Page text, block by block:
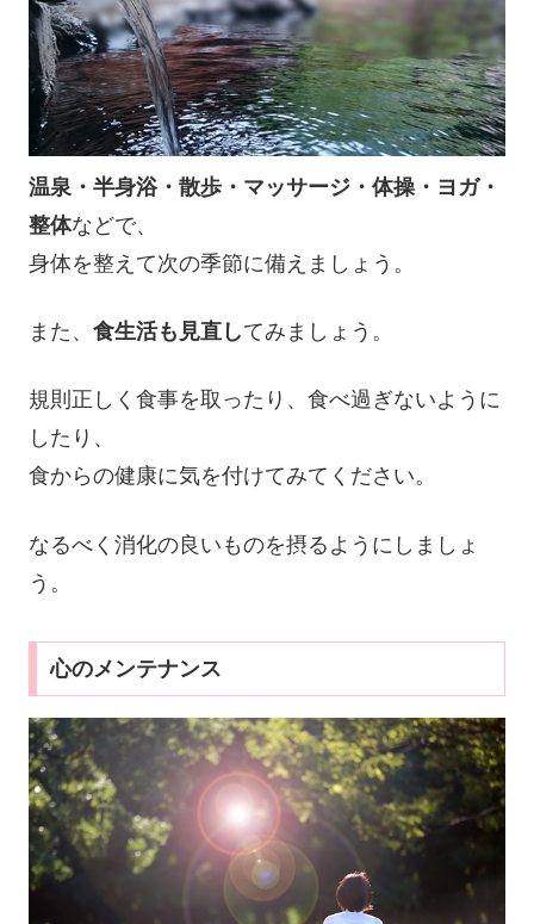
温泉・半身浴・散歩・マッサージ・体操・ヨガ・
整体などで、
身体を整えて次の季節に備えましょう。
また、 食生活も見直してみましょう。
規則正しく食事を取ったり、食べ過ぎないように
したり、
食からの健康に気を付けてみてください。
なるべく消化の良いものを摂るようにしましょ
う。
心のメンテナンス